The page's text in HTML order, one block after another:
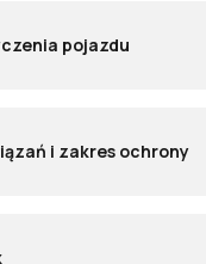
pojazdu
i zakres ochrony